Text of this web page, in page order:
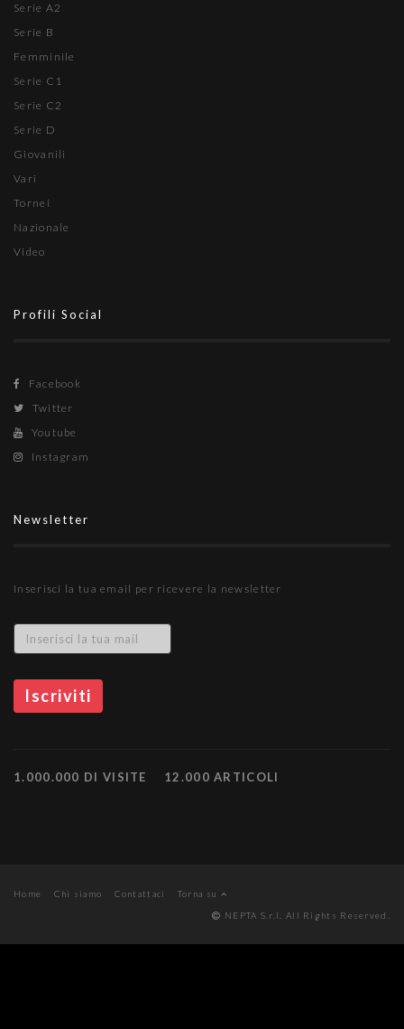
Serie A2
Serie B
Femminile
Serie C1
Serie C2
Serie D
Giovanili
Vari
Tornei
Nazionale
Video
Profili Social
Facebook
Twitter
Youtube
Instagram
Newsletter
Inserisci la tua email per ricevere la newsletter
1.000.000 DI VISITE 12.000 ARTICOLI
Home Chi siamo Contattaci
Torna su
NEPTA S.r.l. All Rights Reserved.